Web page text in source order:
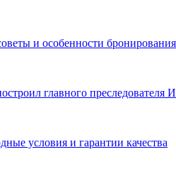
и особенности бронирования
главного преследователя
условия и гарантии качества